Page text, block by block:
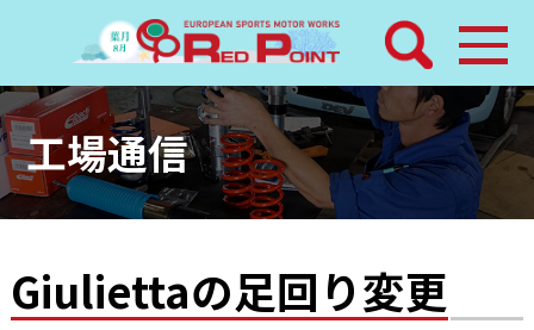
検索
ホーム
トピックス
工場通信
Giuliettaの足回り変更